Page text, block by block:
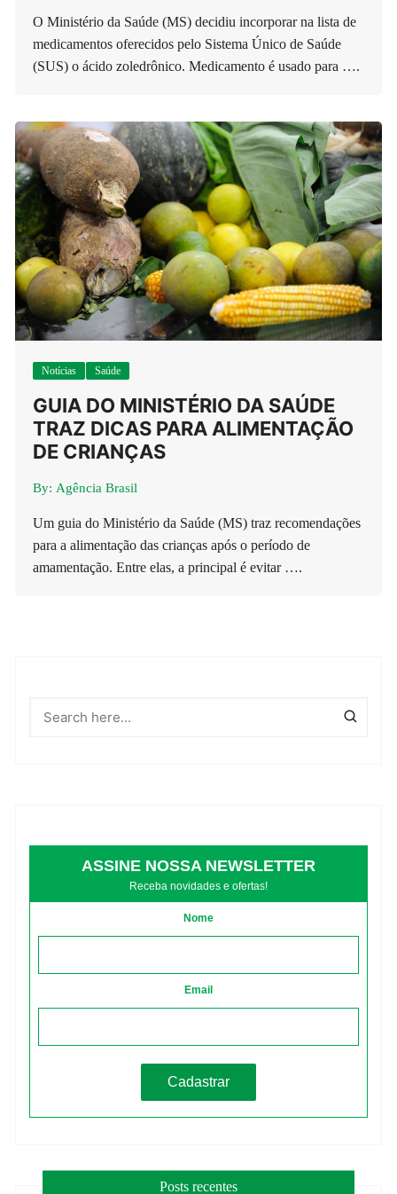
O Ministério da Saúde (MS) decidiu incorporar na lista de
medicamentos oferecidos pelo Sistema Único de Saúde
(SUS) o ácido zoledrônico. Medicamento é usado para ….
Notícias Saúde
GUIA DO MINISTÉRIO DA SAÚDE
TRAZ DICAS PARA ALIMENTAÇÃO
DE CRIANÇAS
By: Agência Brasil
Um guia do Ministério da Saúde (MS) traz recomendações
para a alimentação das crianças após o período de
amamentação. Entre elas, a principal é evitar ….
ASSINE NOSSA NEWSLETTER
Receba novidades e ofertas!
Nome
Email
Posts recentes